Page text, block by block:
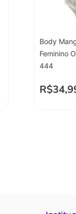
Body
Feminino
444
R$